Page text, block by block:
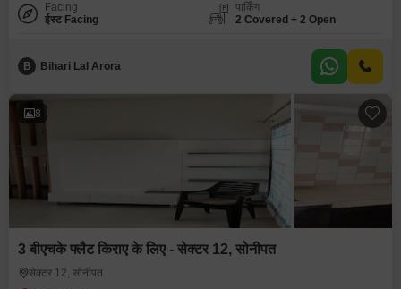
Facing
ईस्ट Facing
पार्किंग
2 Covered + 2 Open
B Bihari Lal Arora
8
3 बीएचके फ्लैट किराए के लिए - सेक्टर 12, सोनीपत
सेक्टर 12, सोनीपत